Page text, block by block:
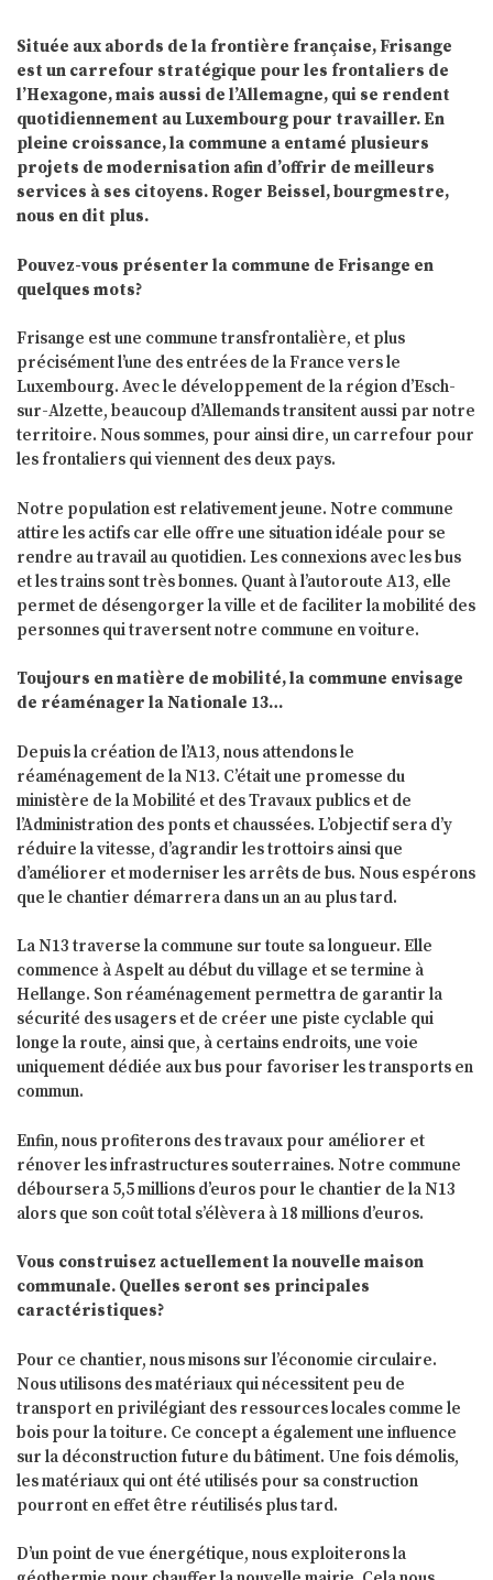
Située aux abords de la frontière française, Frisange
est un carrefour stratégique pour les frontaliers de
l’Hexagone, mais aussi de l’Allemagne, qui se rendent
quotidiennement au Luxembourg pour travailler. En
pleine croissance, la commune a entamé plusieurs
projets de modernisation afin d’offrir de meilleurs
services à ses citoyens. Roger Beissel, bourgmestre,
nous en dit plus.
Pouvez-vous présenter la commune de Frisange en
quelques mots?
Frisange est une commune transfrontalière, et plus
précisément l’une des entrées de la France vers le
Luxembourg. Avec le développement de la région d’Esch-
sur-Alzette, beaucoup d’Allemands transitent aussi par notre
territoire. Nous sommes, pour ainsi dire, un carrefour pour
les frontaliers qui viennent des deux pays.
Notre population est relativement jeune. Notre commune
attire les actifs car elle offre une situation idéale pour se
rendre au travail au quotidien. Les connexions avec les bus
et les trains sont très bonnes. Quant à l’autoroute A13, elle
permet de désengorger la ville et de faciliter la mobilité des
personnes qui traversent notre commune en voiture.
Toujours en matière de mobilité, la commune envisage
de réaménager la Nationale 13…
Depuis la création de l’A13, nous attendons le
réaménagement de la N13. C’était une promesse du
ministère de la Mobilité et des Travaux publics et de
l’Administration des ponts et chaussées. L’objectif sera d’y
réduire la vitesse, d’agrandir les trottoirs ainsi que
d’améliorer et moderniser les arrêts de bus. Nous espérons
que le chantier démarrera dans un an au plus tard.
La N13 traverse la commune sur toute sa longueur. Elle
commence à Aspelt au début du village et se termine à
Hellange. Son réaménagement permettra de garantir la
sécurité des usagers et de créer une piste cyclable qui
longe la route, ainsi que, à certains endroits, une voie
uniquement dédiée aux bus pour favoriser les transports en
commun.
Enfin, nous profiterons des travaux pour améliorer et
rénover les infrastructures souterraines. Notre commune
déboursera 5,5 millions d’euros pour le chantier de la N13
alors que son coût total s’élèvera à 18 millions d’euros.
Vous construisez actuellement la nouvelle maison
communale. Quelles seront ses principales
caractéristiques?
Pour ce chantier, nous misons sur l’économie circulaire.
Nous utilisons des matériaux qui nécessitent peu de
transport en privilégiant des ressources locales comme le
bois pour la toiture. Ce concept a également une influence
sur la déconstruction future du bâtiment. Une fois démolis,
les matériaux qui ont été utilisés pour sa construction
pourront en effet être réutilisés plus tard.
D’un point de vue énergétique, nous exploiterons la